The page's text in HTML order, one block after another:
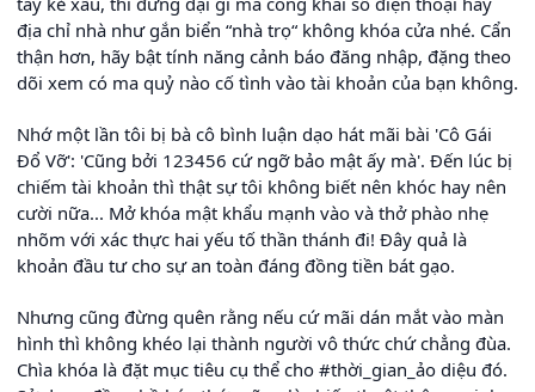
địa chỉ nhà như gắn biển “nhà trọ“ không khóa cửa nhé. Cẩn
thận hơn, hãy bật tính năng cảnh báo đăng nhập, đặng theo
dõi xem có ma quỷ nào cố tình vào tài khoản của bạn không.
Nhớ một lần tôi bị bà cô bình luận dạo hát mãi bài 'Cô Gái
Đổ Vỡ': 'Cũng bởi 123456 cứ ngỡ bảo mật ấy mà'. Đến lúc bị
chiếm tài khoản thì thật sự tôi không biết nên khóc hay nên
cười nữa... Mở khóa mật khẩu mạnh vào và thở phào nhẹ
nhõm với xác thực hai yếu tố thần thánh đi! Đây quả là
khoản đầu tư cho sự an toàn đáng đồng tiền bát gạo.
Nhưng cũng đừng quên rằng nếu cứ mãi dán mắt vào màn
hình thì không khéo lại thành người vô thức chứ chẳng đùa.
Chìa khóa là đặt mục tiêu cụ thể cho #thời_gian_ảo diệu đó.